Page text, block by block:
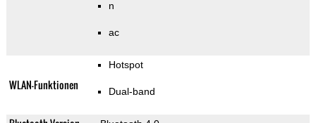
n
ac
WLAN-Funktionen
Hotspot
Dual-band